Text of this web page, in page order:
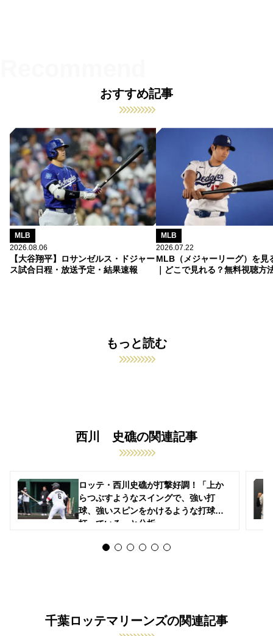
おすすめ記事
MLB
2026.08.06
【大谷翔平】ロサンゼルス・ドジャー
ス試合日程・放送予定・結果速報
MLB
2026.07.22
MLB（メジャーリーグ）を見
｜どこで見れる？無料視聴方
もっと読む
西川 史礁の関連記事
ロッテ・西川史礁が打撃好調！「上か
らつぶすようなスイングで、強い打
球、強いスピンをかけるような打球を
打っている」と分析
千葉ロッテマリーンズの関連記事